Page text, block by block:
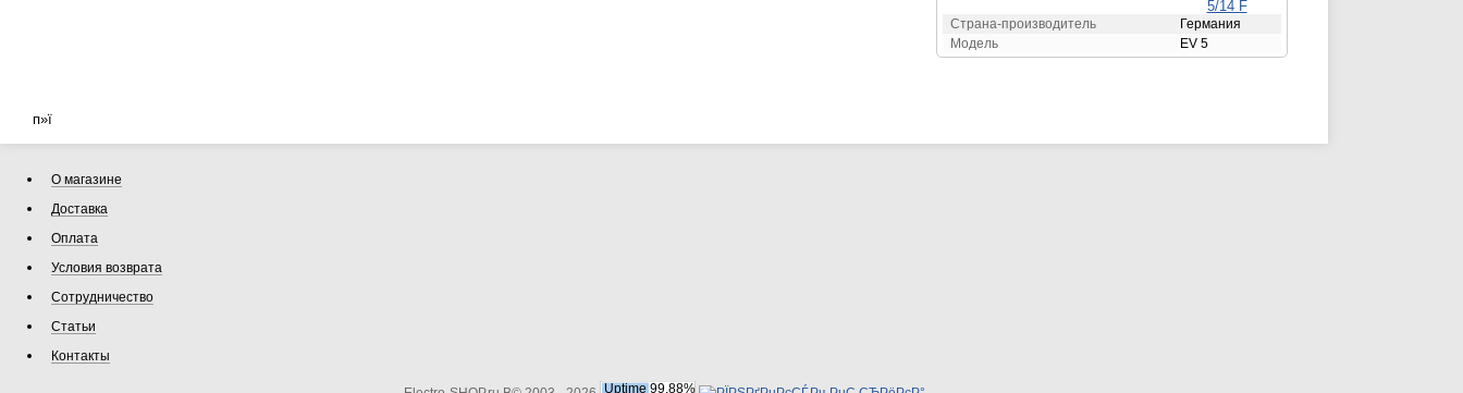
Страна-производитель
Германия
Модель
EV 5
п»ї
О магазине
Доставка
Оплата
Условия возврата
Сотрудничество
Статьи
Контакты